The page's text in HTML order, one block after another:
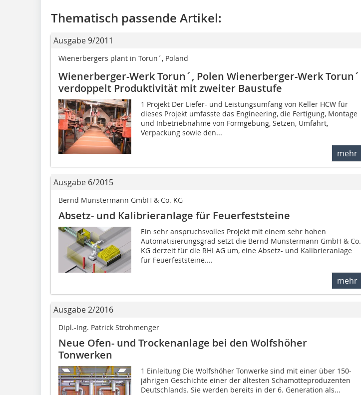
Thematisch passende Artikel:
Ausgabe 9/2011
Wienerbergers plant in Torun´, Poland
Wienerberger-Werk Torun´, Polen Wienerberger-Werk Torun´
verdoppelt Produktivität mit zweiter Baustufe
1 Projekt Der Liefer- und Leistungsumfang von Keller HCW für
dieses Projekt umfasste das Engineering, die Fertigung, Montage
und Inbetriebnahme von Formgebung, Setzen, Umfahrt,
Verpackung sowie den...
mehr
Ausgabe 6/2015
Bernd Münstermann GmbH & Co. KG
Absetz- und Kalibrieranlage für ­Feuerfeststeine
Ein sehr anspruchsvolles Projekt mit einem sehr hohen
Automatisierungsgrad setzt die Bernd Münstermann GmbH & Co.
KG derzeit für die RHI AG um, eine Absetz- und Kalibrieranlage
für Feuerfeststeine....
mehr
Ausgabe 2/2016
Dipl.-Ing. Patrick Strohmenger
Neue Ofen- und Trockenanlage bei den Wolfshöher
Tonwerken
1 Einleitung Die Wolfshöher Tonwerke sind mit einer über 150-
jährigen Geschichte einer der ältesten Schamotteproduzenten
Deutschlands. Sie werden bereits in der 6. Generation als...